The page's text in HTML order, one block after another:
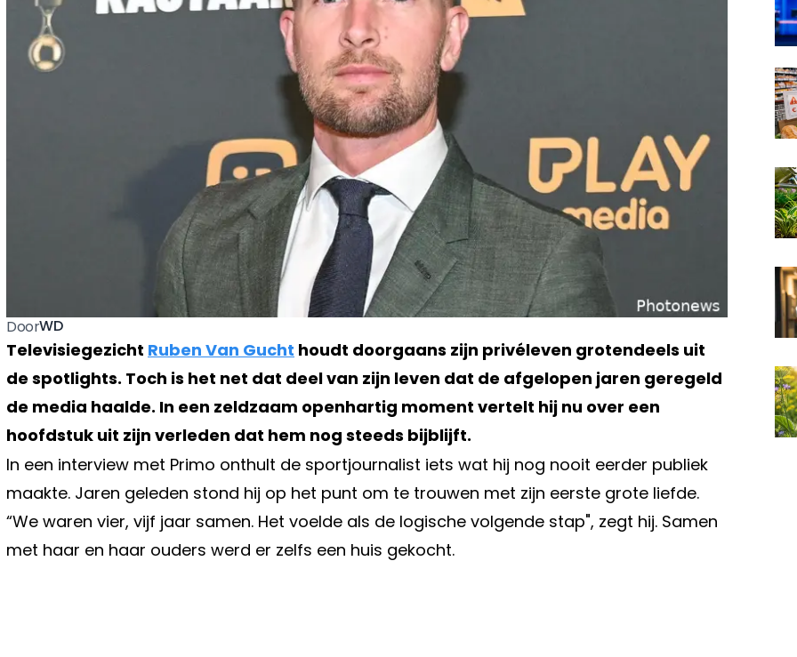
DoorWD
Televisiegezicht Ruben Van Gucht houdt doorgaans zijn privéleven grotendeels uit
de spotlights. Toch is het net dat deel van zijn leven dat de afgelopen jaren geregeld
de media haalde. In een zeldzaam openhartig moment vertelt hij nu over een
hoofdstuk uit zijn verleden dat hem nog steeds bijblijft.
In een interview met Primo onthult de sportjournalist iets wat hij nog nooit eerder publiek
maakte. Jaren geleden stond hij op het punt om te trouwen met zijn eerste grote liefde.
“We waren vier, vijf jaar samen. Het voelde als de logische volgende stap", zegt hij. Samen
met haar en haar ouders werd er zelfs een huis gekocht.